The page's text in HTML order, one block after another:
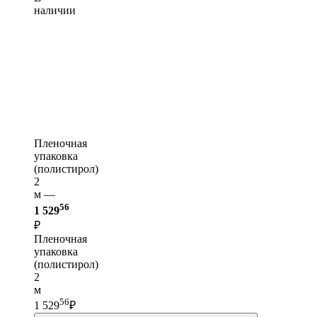
наличии
Пленочная
упаковка
(полистирол)
2
м —
1 52956
₽
Пленочная
упаковка
(полистирол)
2
м
1 52956₽